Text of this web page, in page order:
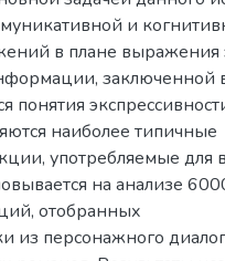
и
в плане выражения
заключенной
понятия
наиболее типичные
употребляемые
на анализе
отобранных
из персонажного